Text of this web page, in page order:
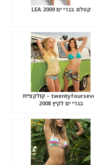
קטלוג בגדי ים 2009 LEA
twentyfourseven – קולקציית
בגדי ים לקיץ 2008